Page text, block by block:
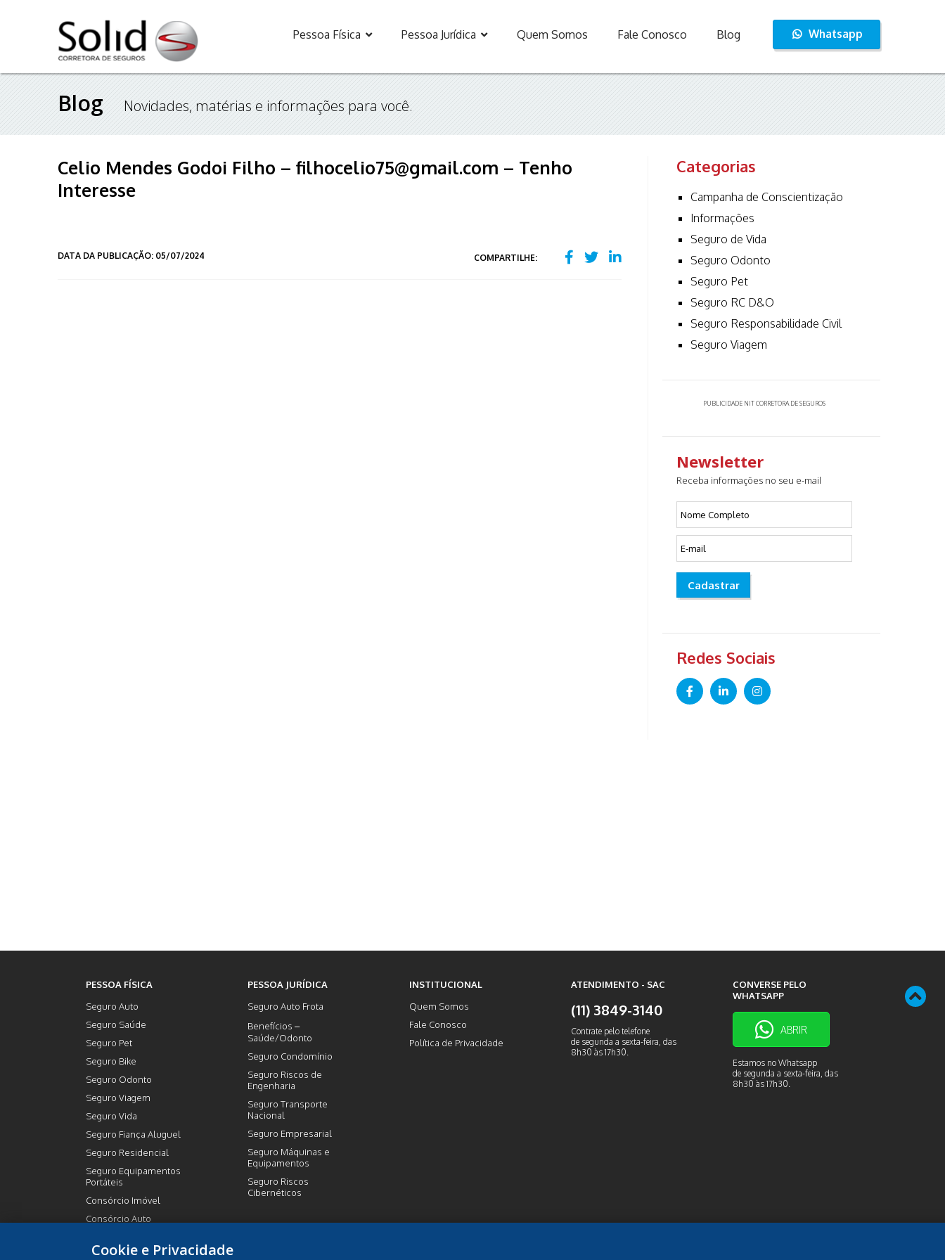
Pessoa Física Pessoa Jurídica Quem Somos Fale Conosco Blog Whatsapp
Blog Novidades, matérias e informações para você.
Celio Mendes Godoi Filho – filhocelio75@gmail.com – Tenho
Interesse
DATA DA PUBLICAÇÃO: 05/07/2024 COMPARTILHE:
Categorias
Campanha de Conscientização
Informações
Seguro de Vida
Seguro Odonto
Seguro Pet
Seguro RC D&O
Seguro Responsabilidade Civil
Seguro Viagem
PUBLICIDADE NIT CORRETORA DE SEGUROS
Newsletter
Receba informações no seu e-mail
Cadastrar
Redes Sociais
PESSOA FÍSICA
Seguro Auto
Seguro Saúde
Seguro Pet
Seguro Bike
Seguro Odonto
Seguro Viagem
Seguro Vida
Seguro Fiança Aluguel
Seguro Residencial
Seguro Equipamentos
Portáteis
Consórcio Imóvel
Consórcio Auto
PESSOA JURÍDICA
Seguro Auto Frota
Benefícios –
Saúde/Odonto
Seguro Condomínio
Seguro Riscos de
Engenharia
Seguro Transporte
Nacional
Seguro Empresarial
Seguro Máquinas e
Equipamentos
Seguro Riscos
Cibernéticos
INSTITUCIONAL
Quem Somos
Fale Conosco
Política de Privacidade
ATENDIMENTO - SAC
(11) 3849-3140
Contrate pelo telefone
de segunda a sexta-feira, das
8h30 às 17h30.
CONVERSE PELO
WHATSAPP
ABRIR
Estamos no Whatsapp
de segunda a sexta-feira, das
8h30 às 17h30.
Cookie e Privacidade